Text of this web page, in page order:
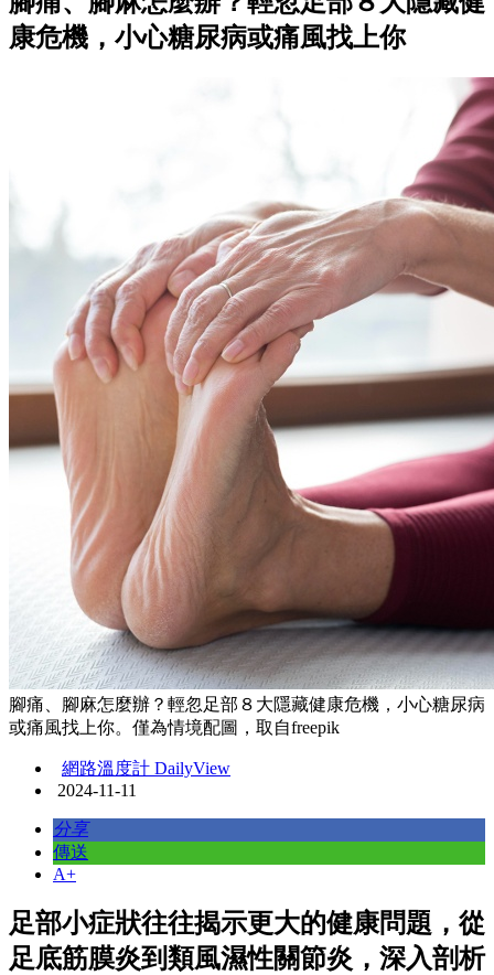
康危機，小心糖尿病或痛風找上你
腳痛、腳麻怎麼辦？輕忽足部８大隱藏健康危機，小心糖尿病
或痛風找上你。僅為情境配圖，取自freepik
網路溫度計 DailyView
2024-11-11
分享
傳送
A+
足部小症狀往往揭示更大的健康問題，從
足底筋膜炎到類風濕性關節炎，深入剖析